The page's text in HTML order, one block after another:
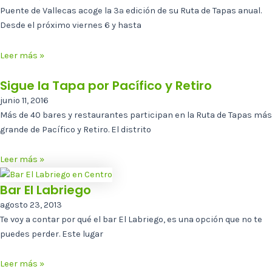
Puente de Vallecas acoge la 3ª edición de su Ruta de Tapas anual.
Desde el próximo viernes 6 y hasta
Leer más »
Sigue la Tapa por Pacífico y Retiro
junio 11, 2016
Más de 40 bares y restaurantes participan en la Ruta de Tapas más
grande de Pacífico y Retiro. El distrito
Leer más »
Bar El Labriego
agosto 23, 2013
Te voy a contar por qué el bar El Labriego, es una opción que no te
puedes perder. Este lugar
Leer más »